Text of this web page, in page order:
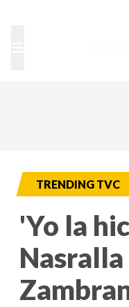
TRENDING TVC
'Yo la